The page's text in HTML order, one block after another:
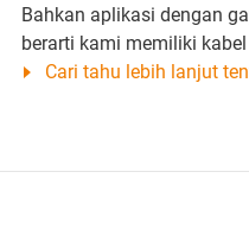
Bahkan aplikasi dengan
berarti kami memiliki
Cari tahu lebih lanjut